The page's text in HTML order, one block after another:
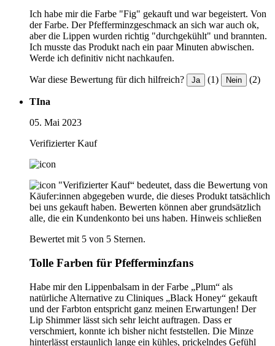
Ich habe mir die Farbe "Fig" gekauft und war begeistert. Von
der Farbe. Der Pfefferminzgeschmack an sich war auch ok,
aber die Lippen wurden richtig "durchgekühlt" und brannten.
Ich musste das Produkt nach ein paar Minuten abwischen.
Werde ich definitiv nicht nachkaufen.
War diese Bewertung für dich hilfreich? Ja (1) Nein (2)
TIna
05. Mai 2023
Verifizierter Kauf
"Verifizierter Kauf“ bedeutet, dass die Bewertung von
Käufer:innen abgegeben wurde, die dieses Produkt tatsächlich
bei uns gekauft haben. Bewerten können aber grundsätzlich
alle, die ein Kundenkonto bei uns haben. Hinweis schließen
Bewertet mit 5 von 5 Sternen.
Tolle Farben für Pfefferminzfans
Habe mir den Lippenbalsam in der Farbe „Plum“ als
natürliche Alternative zu Cliniques „Black Honey“ gekauft
und der Farbton entspricht ganz meinen Erwartungen! Der
Lip Shimmer lässt sich sehr leicht auftragen. Dass er
verschmiert, konnte ich bisher nicht feststellen. Die Minze
hinterlässt erstaunlich lange ein kühles, prickelndes Gefühl